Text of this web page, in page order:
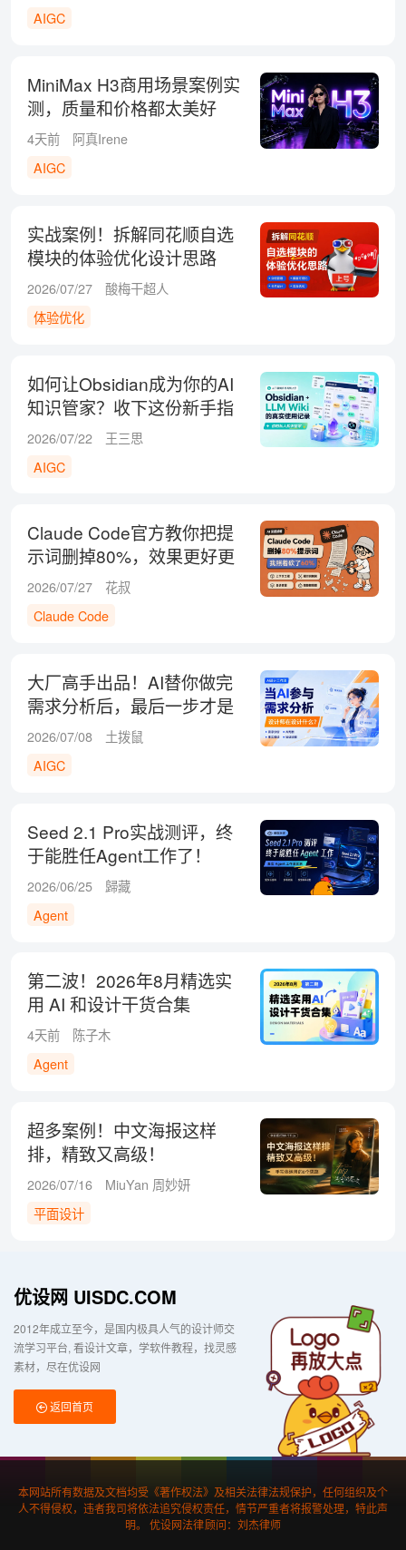
AIGC
MiniMax H3商用场景案例实
测，质量和价格都太美好
了！
4天前
阿真Irene
AIGC
实战案例！拆解同花顺自选
模块的体验优化设计思路
2026/07/27
酸梅干超人
体验优化
如何让Obsidian成为你的AI
知识管家？收下这份新手指
南！
2026/07/22
王三思
AIGC
Claude Code官方教你把提
示词删掉80%，效果更好更
省钱！
2026/07/27
花叔
Claude Code
大厂高手出品！AI替你做完
需求分析后，最后一步才是
关键
2026/07/08
土拨鼠
AIGC
Seed 2.1 Pro实战测评，终
于能胜任Agent工作了！
2026/06/25
歸藏
Agent
第二波！2026年8月精选实
用 AI 和设计干货合集
4天前
陈子木
Agent
超多案例！中文海报这样
排，精致又高级！
2026/07/16
MiuYan 周妙妍
平面设计
优设网 UISDC.COM
2012年成立至今，是国内极具人气的设计师交
流学习平台 看设计文章，学软件教程，找灵感
素材，尽在优设网
返回首页
本网站所有数据及文档均受《著作权法》及相关法律法规保护，任何组织及个
人不得侵权，违者我司将依法追究侵权责任，情节严重者将报警处理，特此声
明。 优设网法律顾问：刘杰律师